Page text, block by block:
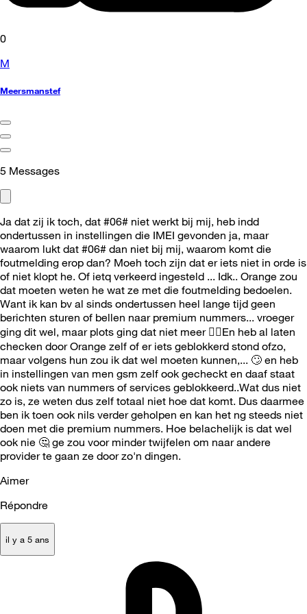
0
M
Meersmanstef
5 Messages
Ja dat zij ik toch, dat #06# niet werkt bij mij, heb indd
ondertussen in instellingen die IMEI gevonden ja, maar
waarom lukt dat #06# dan niet bij mij, waarom komt die
foutmelding erop dan? Moeh toch zijn dat er iets niet in orde is
of niet klopt he. Of ietq verkeerd ingesteld ... Idk.. Orange zou
dat moeten weten he wat ze met die foutmelding bedoelen.
Want ik kan bv al sinds ondertussen heel lange tijd geen
berichten sturen of bellen naar premium nummers... vroeger
ging dit wel, maar plots ging dat niet meer 🤷‍En heb al laten
checken door Orange zelf of er iets geblokkerd stond ofzo,
maar volgens hun zou ik dat wel moeten kunnen,... 🙄 en heb
in instellingen van men gsm zelf ook gecheckt en daaf staat
ook niets van nummers of services geblokkeerd..Wat dus niet
zo is, ze weten dus zelf totaal niet hoe dat komt. Dus daarmee
ben ik toen ook nils verder geholpen en kan het ng steeds niet
doen met die premium nummers. Hoe belachelijk is dat wel
ook nie 🤔 ge zou voor minder twijfelen om naar andere
provider te gaan ze door zo'n dingen.
Aimer
Répondre
il y a 5 ans